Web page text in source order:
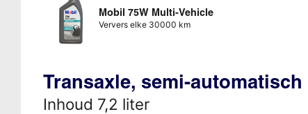
Mobil 75W Multi-Vehicle
Ververs elke 30000 km
Transaxle, semi-automatisch
Inhoud 7,2 liter